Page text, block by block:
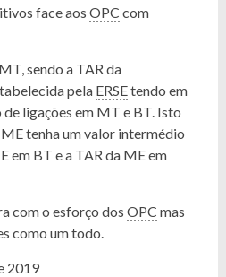
face aos OPC com
sendo a TAR da
pela ERSEtendo em
ligações em MT e BT. Isto
tenha um valor intermédio
em BT e a TAR da ME em
com o esforço dos OPC mas
como um todo.
2019